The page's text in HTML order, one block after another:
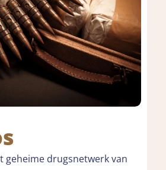
geheime drugsnetwerk van